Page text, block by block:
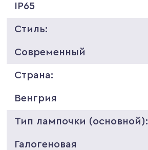
IP65
Стиль:
Современный
Страна:
Венгрия
Тип лампочки (основной):
Галогеновая